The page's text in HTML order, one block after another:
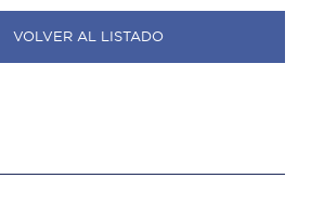
VOLVER AL LISTADO